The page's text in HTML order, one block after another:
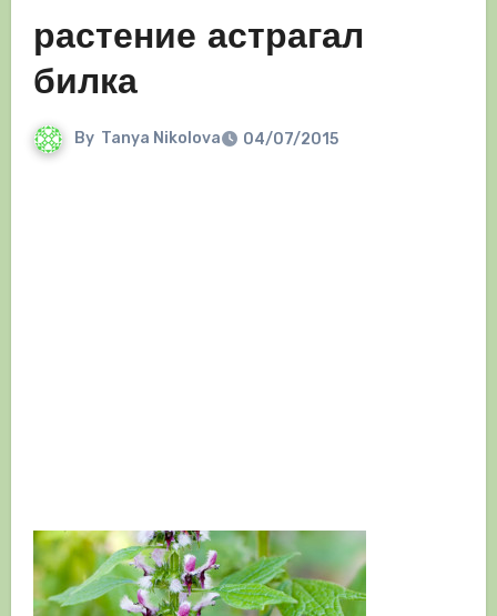
растение астрагал
билка
By Tanya Nikolova 04/07/2015